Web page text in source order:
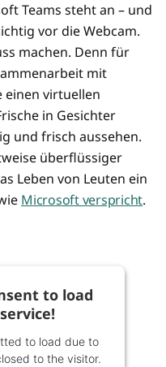
Teams steht an – und
vor die Webcam.
machen. Denn für
mit
einen virtuellen
in Gesichter
und frisch aussehen.
überflüssiger
Leben von Leuten ein
Microsoft verspricht.
to load
to load due to
to the visitor.